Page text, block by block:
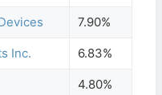
7.90%
Inc. 6.83%
4.80%